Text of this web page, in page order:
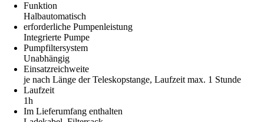
Funktion
Halbautomatisch
erforderliche Pumpenleistung
Integrierte Pumpe
Pumpfiltersystem
Unabhängig
Einsatzreichweite
je nach Länge der Teleskopstange, Laufzeit max. 1 Stunde
Laufzeit
1h
Im Lieferumfang enthalten